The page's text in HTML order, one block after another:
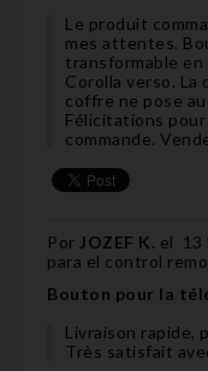
Le produit
mes attentes.
transformable
Corolla verso.
coffre ne pose
Félicitations
commande.
Por JOZEF K. el 13
para el control
Bouton pour la
Livraison rapide,
Très satisfait